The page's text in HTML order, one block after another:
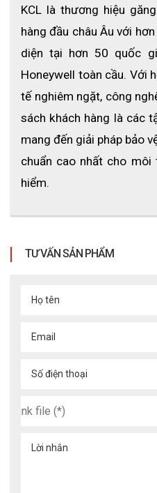
KCL là thương hiệu
hàng đầu châu Âu với
diện tại hơn 50 quốc
Honeywell toàn cầu. Với
tế nghiêm ngặt, công
sách khách hàng là các
mang đến giải pháp bảo
chuẩn cao nhất cho
hiểm.
TƯ VẤN SẢN PHẨM
Họ tên
Email
Số điện thoại
Lời nhắn